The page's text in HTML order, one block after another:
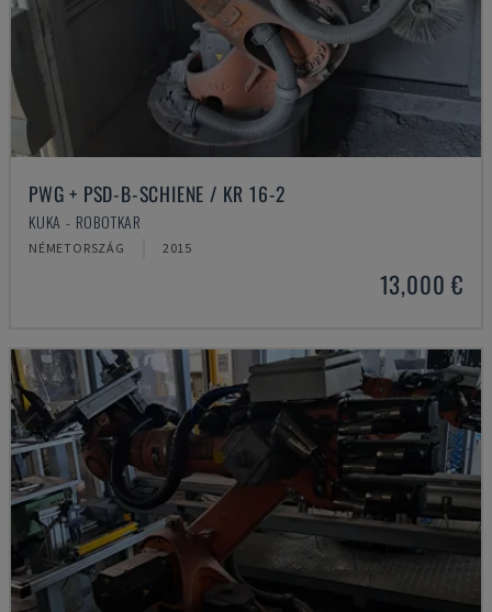
PWG + PSD-B-SCHIENE / KR 16-2
KUKA - ROBOTKAR
NÉMETORSZÁG 2015
13,000 €